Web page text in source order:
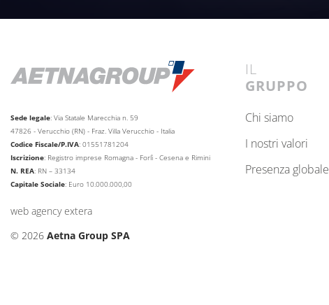
Sede legale: Via Statale Marecchia n. 59
47826 - Verucchio (RN) - Fraz. Villa Verucchio - Italia
Codice Fiscale/P.IVA: 01551781204
Iscrizione: Registro imprese Romagna - Forlì - Cesena e Rimini
N. REA: RN – 33134
Capitale Sociale: Euro 10.000.000,00
web agency extera
© 2026 Aetna Group SPA
IL
GRUPPO
chi siamo
i nostri valori
presenza globale